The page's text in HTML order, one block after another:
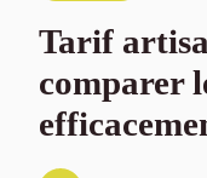
Tarif
comparer